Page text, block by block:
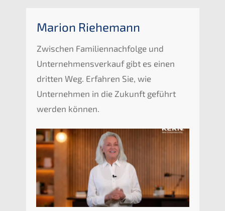
Marion Riehemann
Zwischen Familiennachfolge und
Unternehmensverkauf gibt es einen
dritten Weg. Erfahren Sie, wie
Unternehmen in die Zukunft geführt
werden können.